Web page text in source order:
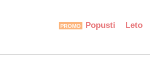
Popusti Leto